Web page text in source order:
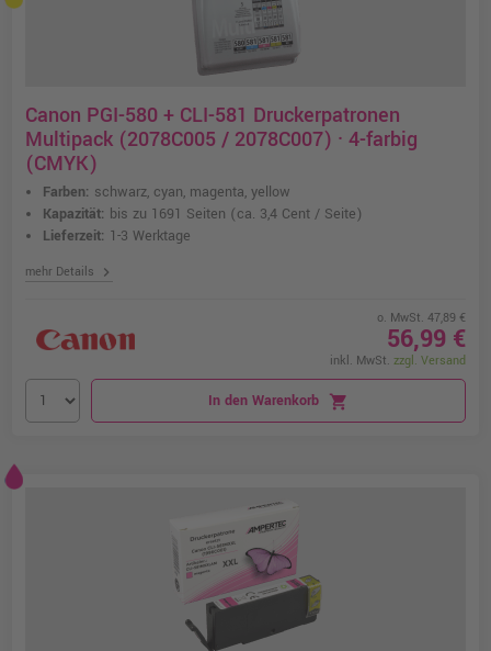
Canon PGI-580 + CLI-581 Druckerpatronen
Multipack (2078C005 / 2078C007) · 4-farbig
(CMYK)
Farben: schwarz, cyan, magenta, yellow
Kapazität: bis zu 1691 Seiten (ca. 3,4 Cent / Seite)
Lieferzeit: 1-3 Werktage
mehr Details chevron_right
o. MwSt. 47,89 €
56,99 €
inkl. MwSt. zzgl. Versand
In den Warenkorb shopping_cart